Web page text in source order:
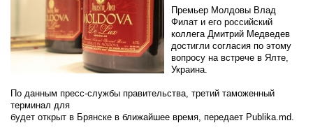
Премьер Молдовы Влад
Филат и его российский
коллега Дмитрий Медведев
достигли согласия по этому
вопросу на встрече в Ялте,
Украина.
По данным пресс-службы правительства, третий таможенный
терминал для
будет открыт в Брянске в ближайшее время, передает Publika.md.